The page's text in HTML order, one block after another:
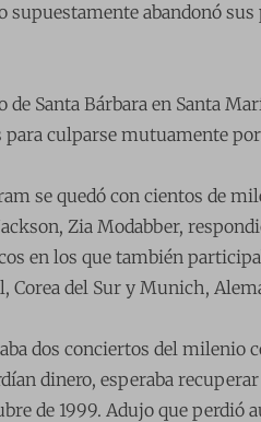
abandonó
Santa Bárbara en Santa
culparse mutuamente
se quedó con cientos de
Zia Modabber,
en los que también
Corea del Sur y Munich,
dos conciertos del milenio
dinero, esperaba
de 1999. Adujo que perdió